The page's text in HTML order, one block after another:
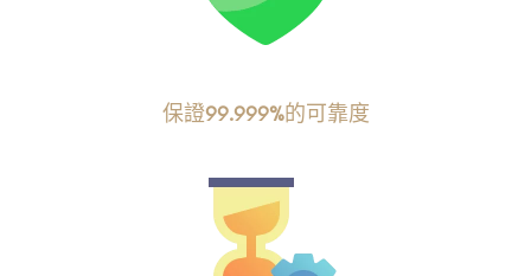
保證99.999%的可靠度